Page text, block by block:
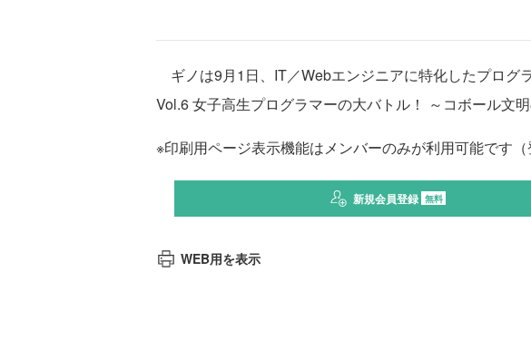
ギノは9月1日、IT／Webエンジニアに特化したプログ
Vol.6 女子高生プログラマーの大バトル！ ～コボール文明
※印刷用ページ表示機能はメンバーのみが利用可能です（
新規会員登録 無料
WEB用を表示